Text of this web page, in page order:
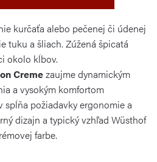
kurčaťa alebo pečenej či údenej
tuku a šliach. Zúžená špicatá
okolo kĺbov.
Cremezaujme dynamickým
a vysokým komfortom
spĺňa požiadavky ergonomie a
dizajn a typický vzhľad Wüsthof
farbe.